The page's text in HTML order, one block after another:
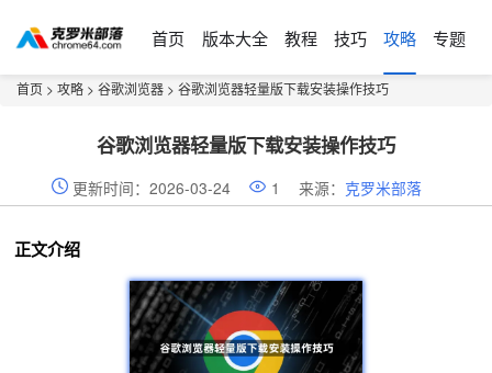
首页 版本大全 教程 技巧 攻略 专题
首页 > 攻略 > 谷歌浏览器 > 谷歌浏览器轻量版下载安装操作技巧
谷歌浏览器轻量版下载安装操作技巧
更新时间：2026-03-24 1 来源： 克罗米部落
正文介绍